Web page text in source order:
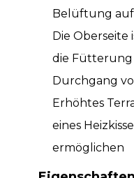
Belüftung
Die Oberseite
die Fütterung
Durchgang
Erhöhtes
eines
ermöglichen